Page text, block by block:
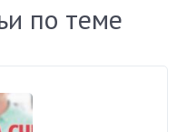
по теме